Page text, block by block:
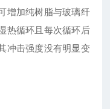
增加纯树脂与玻璃纤
热循环且每次循环后
冲击强度没有明显变